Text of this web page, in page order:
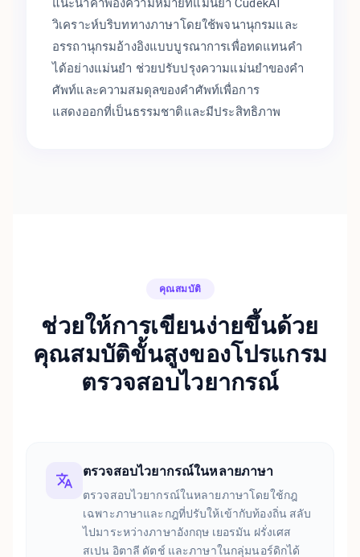
แนะนำคำพ้องความหมายที่แม่นยำ CudekAI
วิเคราะห์บริบททางภาษาโดยใช้พจนานุกรมและ
อรรถานุกรมอ้างอิงแบบบูรณาการเพื่อทดแทนคำ
ได้อย่างแม่นยำ ช่วยปรับปรุงความแม่นยำของคำ
ศัพท์และความสมดุลของคำศัพท์เพื่อการ
แสดงออกที่เป็นธรรมชาติและมีประสิทธิภาพ
คุณสมบัติ
ช่วยให้การเขียนง่ายขึ้นด้วย
คุณสมบัติขั้นสูงของโปรแกรม
ตรวจสอบไวยากรณ์
ตรวจสอบไวยากรณ์ในหลายภาษา
ตรวจสอบไวยากรณ์ในหลายภาษาโดยใช้กฎ
เฉพาะภาษาและกฎที่ปรับให้เข้ากับท้องถิ่น สลับ
ไปมาระหว่างภาษาอังกฤษ เยอรมัน ฝรั่งเศส
สเปน อิตาลี ดัตช์ และภาษาในกลุ่มนอร์ดิกได้